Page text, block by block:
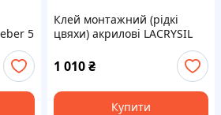
5
Клей монтажний (рідкі
цвяхи) акрилові LACRYSIL
Скажена Липучка 6 кг білий
1 010₴
Купити